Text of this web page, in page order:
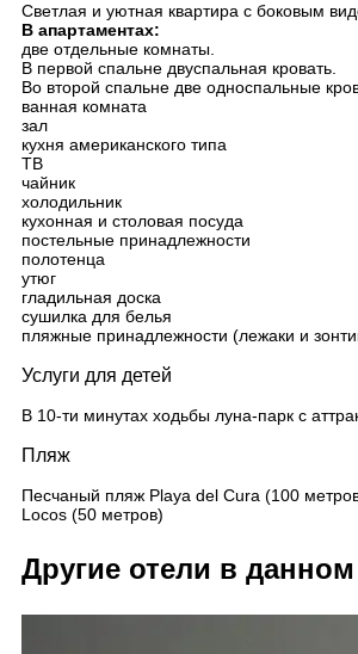
Светлая и уютная квартира с боковым
В апартаментах:
две отдельные комнаты.
В первой спальне двуспальная кровать.
Во второй спальне две односпальные
ванная комната
зал
кухня американского типа
ТВ
чайник
холодильник
кухонная и столовая посуда
постельные принадлежности
полотенца
утюг
гладильная доска
сушилка для белья
пляжные принадлежности (лежаки и
Услуги для детей
В 10-ти минутах ходьбы луна-парк с
Пляж
Песчаный пляж Playa del Cura (100
Locos (50 метров)
Другие отели в